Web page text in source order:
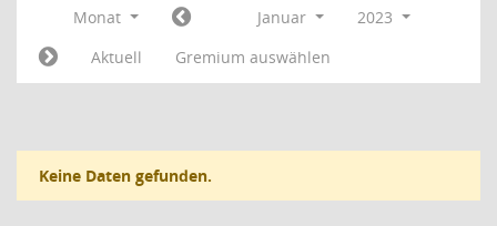
Monat Januar
2023
Aktuell
Gremium auswählen
Keine Daten gefunden.